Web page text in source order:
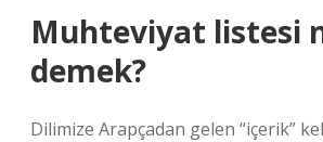
Muhteviyat listesi
demek?
Dilimize Arapçadan gelen “içerik”